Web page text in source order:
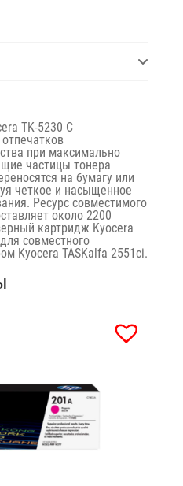
TK-5230 C
при максимально
частицы тонера
на бумагу или
четкое и насыщенное
Ресурс совместимого
около 2200
картридж Kyocera
совместного
Kyocera TASKalfa 2551ci.